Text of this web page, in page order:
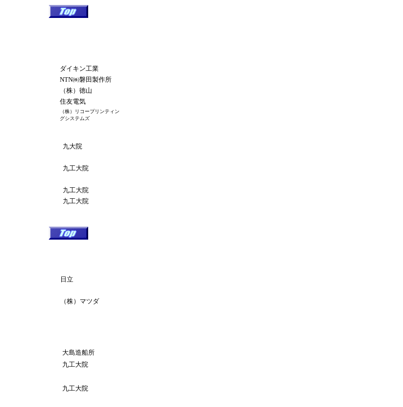
ダイキン工業
NTN㈱磐田製作所
（株）徳山
住友電気
（株）リコープリンティン
グシステムズ
九大院
九工大院
九工大院
九工大院
日立
（株）マツダ
大島造船所
九工大院
九工大院